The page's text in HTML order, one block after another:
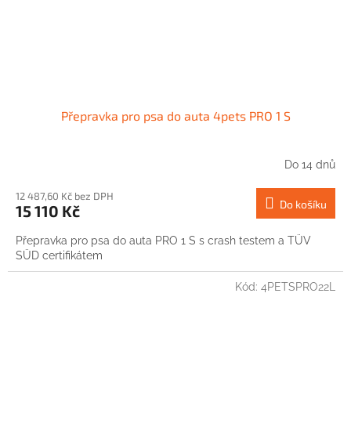
Přepravka pro psa do auta 4pets PRO 1 S
Do 14 dnů
12 487,60 Kč bez DPH
15 110 Kč Do košíku
Přepravka pro psa do auta PRO 1 S s crash testem a TÜV
SÜD certifikátem
Kód: 4PETSPRO22L